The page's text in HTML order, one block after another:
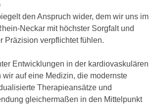
den Anspruch wider, dem wir uns im
Neckar mit höchster Sorgfalt und
Präzision verpflichtet fühlen.
Entwicklungen in der kardiovaskulären
wir auf eine Medizin, die modernste
Therapieansätze und
gleichermaßen in den Mittelpunkt